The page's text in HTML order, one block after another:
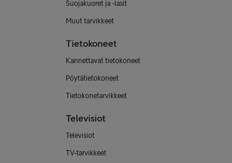
Suojakuoret ja -lasit
Muut tarvikkeet
Tietokoneet
Kannettavat tietokoneet
Pöytätietokoneet
Tietokonetarvikkeet
Televisiot
Televisiot
TV-tarvikkeet